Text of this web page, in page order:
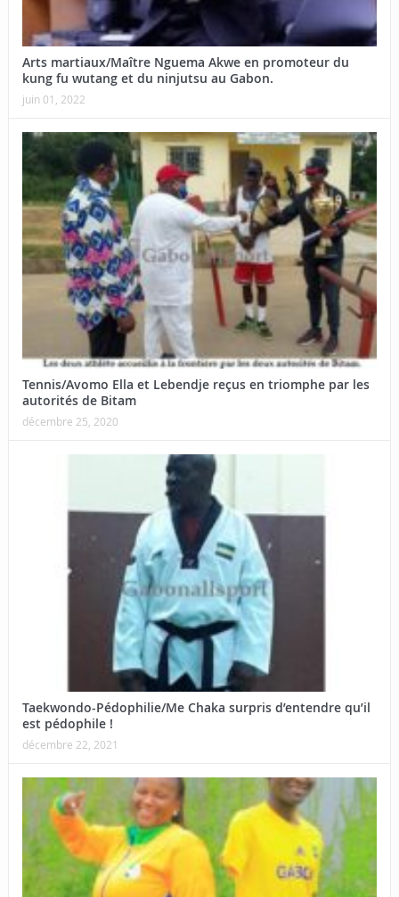
Arts martiaux/Maître Nguema Akwe en promoteur du
kung fu wutang et du ninjutsu au Gabon.
juin 01, 2022
Tennis/Avomo Ella et Lebendje reçus en triomphe par les
autorités de Bitam
décembre 25, 2020
Taekwondo-Pédophilie/Me Chaka surpris d’entendre qu’il
est pédophile !
décembre 22, 2021